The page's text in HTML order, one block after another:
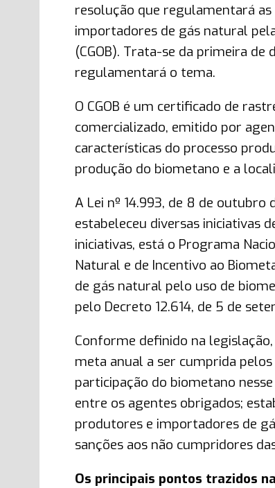
resolução que regulamentará
importadores de gás natural
(CGOB). Trata-se da primeira
regulamentará o tema.
O CGOB é um certificado de
comercializado, emitido por
características do processo
produção do biometano e a
A Lei nº 14.993, de 8 de
estabeleceu diversas iniciativas
iniciativas, está o Programa
Natural e de Incentivo ao
de gás natural pelo uso de
pelo Decreto 12.614, de 5 de
Conforme definido na
meta anual a ser cumprida
participação do biometano
entre os agentes obrigados;
produtores e importadores de
sanções aos não cumpridores
Os principais pontos trazidos